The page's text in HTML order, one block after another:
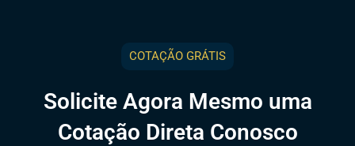
COTAÇÃO GRÁTIS
Solicite Agora Mesmo uma
Cotação Direta Conosco